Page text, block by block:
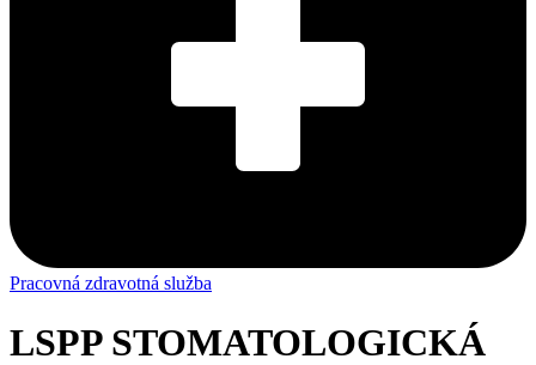
Pracovná zdravotná služba
LSPP STOMATOLOGICKÁ